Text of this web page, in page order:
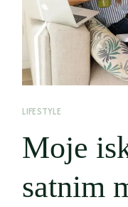
LIFESTYLE
Moje
satnim